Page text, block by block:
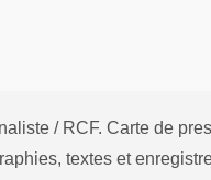
/ RCF. Carte de
textes et